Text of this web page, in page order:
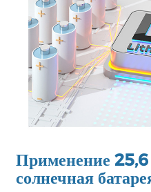
Применение
солнечная